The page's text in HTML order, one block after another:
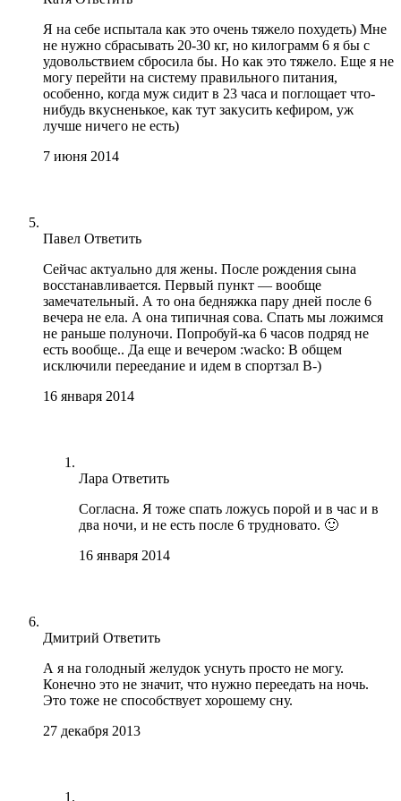
Я на себе испытала как это очень тяжело похудеть) Мне
не нужно сбрасывать 20-30 кг, но килограмм 6 я бы с
удовольствием сбросила бы. Но как это тяжело. Еще я не
могу перейти на систему правильного питания,
особенно, когда муж сидит в 23 часа и поглощает что-
нибудь вкусненькое, как тут закусить кефиром, уж
лучше ничего не есть)
7 июня 2014
Павел Ответить
Сейчас актуально для жены. После рождения сына
восстанавливается. Первый пункт — вообще
замечательный. А то она бедняжка пару дней после 6
вечера не ела. А она типичная сова. Спать мы ложимся
не раньше полуночи. Попробуй-ка 6 часов подряд не
есть вообще.. Да еще и вечером :wacko: В общем
исключили переедание и идем в спортзал B-)
16 января 2014
Лара Ответить
Согласна. Я тоже спать ложусь порой и в час и в
два ночи, и не есть после 6 трудновато. 🙂
16 января 2014
Дмитрий Ответить
А я на голодный желудок уснуть просто не могу.
Конечно это не значит, что нужно переедать на ночь.
Это тоже не способствует хорошему сну.
27 декабря 2013